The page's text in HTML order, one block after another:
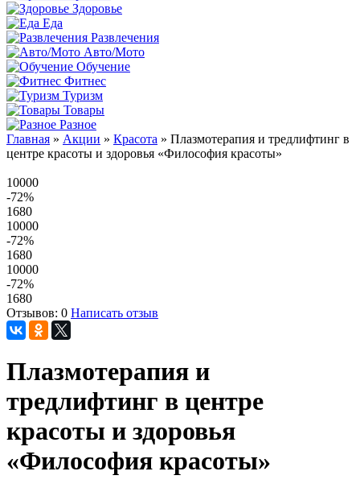
Здоровье
Еда
Развлечения
Авто/Мото
Обучение
Фитнес
Туризм
Товары
Разное
Главная » Акции » Красота » Плазмотерапия и тредлифтинг в
центре красоты и здоровья «Философия красоты»
10000
-72%
1680
10000
-72%
1680
10000
-72%
1680
Отзывов: 0 Написать отзыв
Плазмотерапия и
тредлифтинг в центре
красоты и здоровья
«Философия красоты»